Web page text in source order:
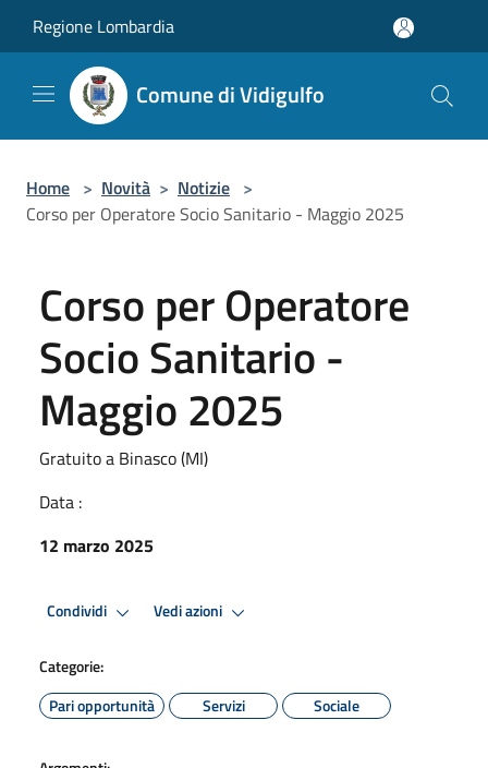
Regione Lombardia
Comune di Vidigulfo
Home > Novità > Notizie >
Corso per Operatore Socio Sanitario - Maggio 2025
Corso per Operatore
Socio Sanitario -
Maggio 2025
Gratuito a Binasco (MI)
Data :
12 marzo 2025
Condividi Vedi azioni
Categorie:
Pari opportunità
Servizi Sociale